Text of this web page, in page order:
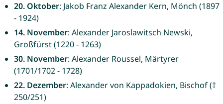
20. Oktober: Jakob Franz Alexander Kern, Mönch (1897
- 1924)
14. November: Alexander Jaroslawitsch Newski,
Großfürst (1220 - 1263)
30. November: Alexander Roussel, Märtyrer
(1701/1702 - 1728)
22. Dezember: Alexander von Kappadokien, Bischof (†
250/251)